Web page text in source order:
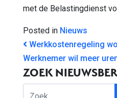
met de Belastingdienst
Posted in Nieuws
BERICHT
Werkkostenregeling
Werknemer wil meer
ZOEK